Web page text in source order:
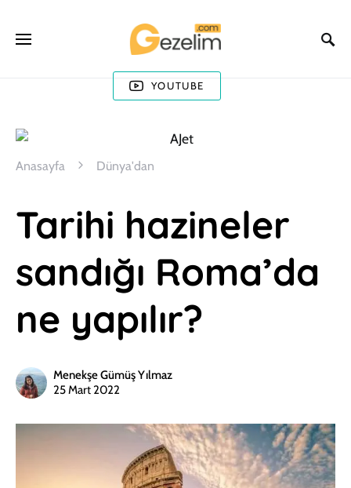
YOUTUBE
Anasayfa Dünya'dan
Tarihi hazineler
sandığı Roma’da
ne yapılır?
Menekşe Gümüş Yılmaz
25 Mart 2022